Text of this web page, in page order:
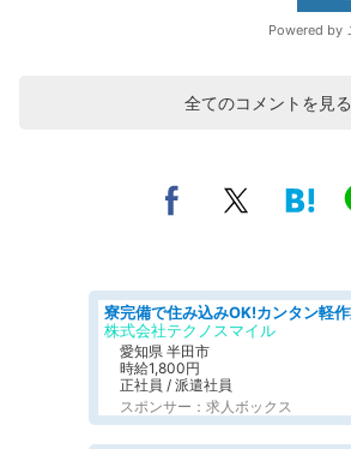
全てのコメントを見る
株式会社テクノスマイル
愛知県 半田市
時給1,800円
正社員 / 派遣社員
スポンサー：求人ボックス